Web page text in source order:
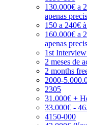
130.000€ a
apenas
150 a 240€
160.000€ a
apenas
1st
2 meses de
2 months
2000-
2305
31.000€ +
33.000€ -
4150-000